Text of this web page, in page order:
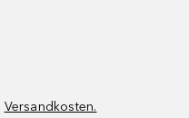
Versandkosten.